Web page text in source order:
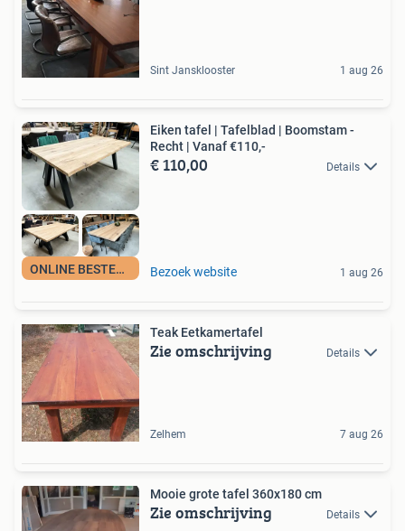
Sint Jansklooster 1 aug 26
ONLINE BESTELBAAR
Eiken tafel | Tafelblad | Boomstam -
Recht | Vanaf €110,-
€ 110,00 Details
Bezoek website 1 aug 26
Teak Eetkamertafel
Zie omschrijving Details
Zelhem 7 aug 26
Mooie grote tafel 360x180 cm
Zie omschrijving Details